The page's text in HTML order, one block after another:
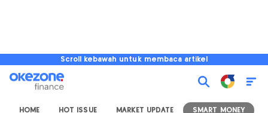
Scroll kebawah untuk membaca artikel
HOME HOT ISSUE MARKET UPDATE SMART MONEY